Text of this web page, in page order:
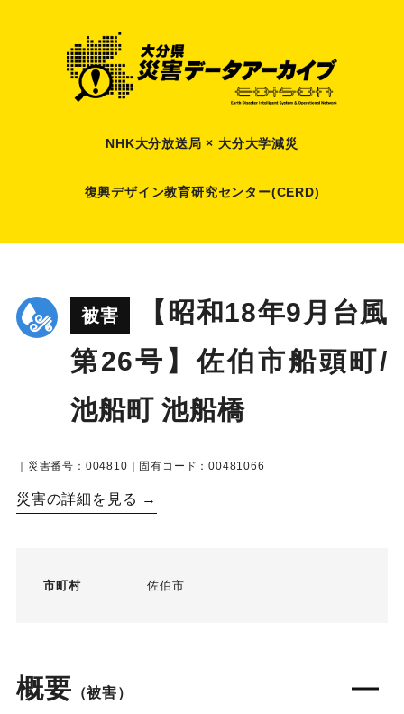
NHK大分放送局 × 大分大学減災
復興デザイン教育研究センター(CERD)
被害
【昭和18年9月台風
第26号】佐伯市船頭町/
池船町 池船橋
｜災害番号：004810｜固有コード：00481066
災害の詳細を見る →
市町村 佐伯市
概要 （被害）